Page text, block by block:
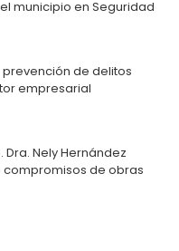
municipio en Seguridad
de delitos
empresarial
Dra. Nely Hernández
de obras